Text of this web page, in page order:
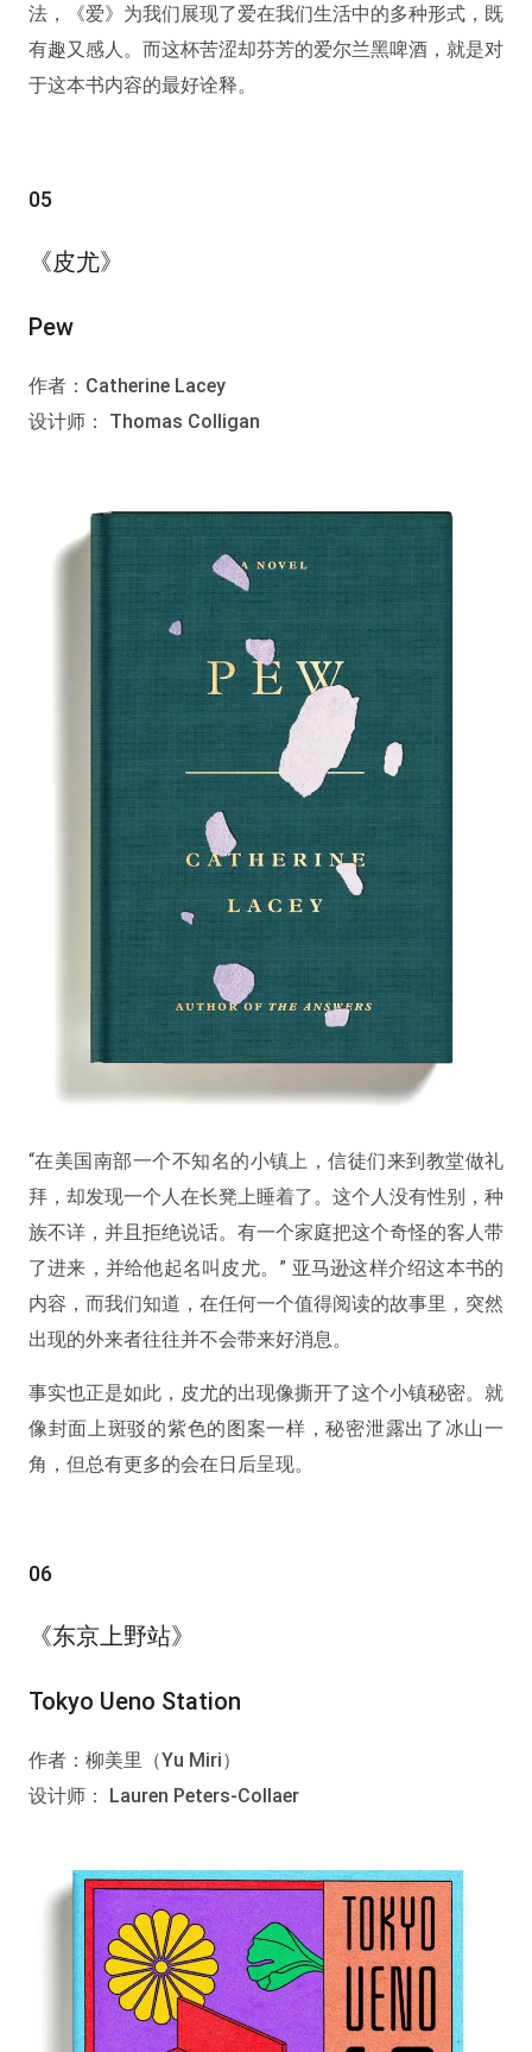
法，《爱》为我们展现了爱在我们生活中的多种形式，既
有趣又感人。而这杯苦涩却芬芳的爱尔兰黑啤酒，就是对
于这本书内容的最好诠释。
05
《皮尤》
Pew
作者：Catherine Lacey
设计师： Thomas Colligan
“在美国南部一个不知名的小镇上，信徒们来到教堂做礼
拜，却发现一个人在长凳上睡着了。这个人没有性别，种
族不详，并且拒绝说话。有一个家庭把这个奇怪的客人带
了进来，并给他起名叫皮尤。” 亚马逊这样介绍这本书的
内容，而我们知道，在任何一个值得阅读的故事里，突然
出现的外来者往往并不会带来好消息。
事实也正是如此，皮尤的出现像撕开了这个小镇秘密。就
像封面上斑驳的紫色的图案一样，秘密泄露出了冰山一
角，但总有更多的会在日后呈现。
06
《东京上野站》
Tokyo Ueno Station
作者：柳美里（Yu Miri）
设计师： Lauren Peters-Collaer